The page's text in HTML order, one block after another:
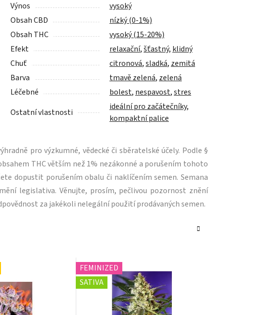
Výnos
vysoký
Obsah CBD
nízký (0-1%)
Obsah THC
vysoký (15-20%)
Efekt
relaxační,šťastný, klidný
Chuť
citronová,sladká, zemitá
Barva
tmavě zelená, zelená
Léčebné
bolest, nespavost,stres
Ostatní vlastnosti
ideální pro začátečníky,
kompaktní palice
pro výzkumné, vědecké či sběratelské účely. Podle §
THC větším než 1% nezákonné a porušením tohoto
dopustit porušením obalu či naklíčením semen. Semana
legislativa. Věnujte, prosím, pečlivou pozornost znění
za jakékoli nelegální použití prodávaných semen.
FEMINIZED
SATIVA